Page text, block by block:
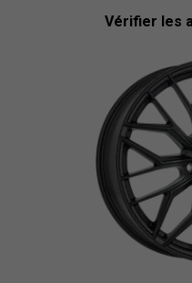
Vérifier les